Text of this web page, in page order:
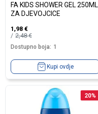
FA KIDS SHOWER GEL 250ML
ZA DJEVOJCICE
1,98 €
2,48€
Dostupno boja: 1
Kupi ovdje
20%